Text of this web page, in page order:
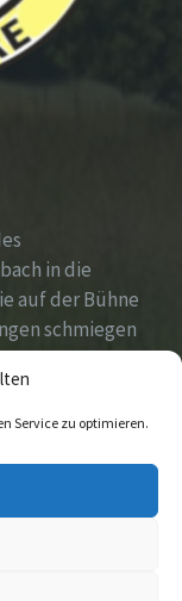
Service zu optimieren.
in die
auf der Bühne
schmiegen
mit